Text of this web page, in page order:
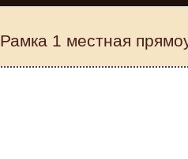
Рамка 1 местная